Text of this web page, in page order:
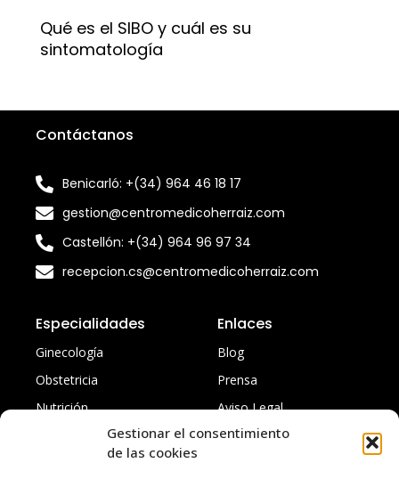
Gestionar el consentimiento
de las cookies
Qué es el SIBO y cuál es su
sintomatología
Contáctanos
Benicarló: +(34) 964 46 18 17
gestion@centromedicoherraiz.com
Castellón: +(34) 964 96 97 34
recepcion.cs@centromedicoherraiz.com
Especialidades
Ginecología
Obstetricia
Nutrición
Traumatología
Enlaces
Blog
Prensa
Aviso Legal
Política de privacidad